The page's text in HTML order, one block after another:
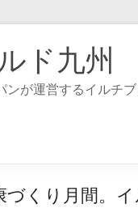
ド九州
ンが運営するイルチ
づくり月間。